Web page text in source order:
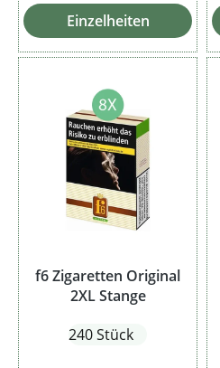
Einzelheiten
f6 Zigaretten Original
2XL Stange
240 Stück